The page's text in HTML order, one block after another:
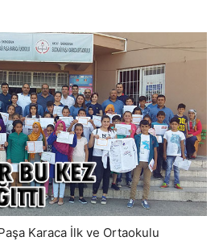
Karaca İlk ve Ortaokulu